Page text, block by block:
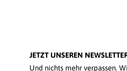
JETZT UNSEREN
Und nichts mehr verpassen.